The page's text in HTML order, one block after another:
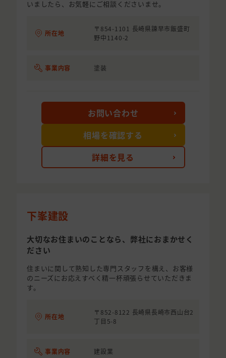
いましたら、お気軽にご相談くださいませ。
所在地
〒854-1101 長崎県諫早市飯盛町
野中1140-2
事業内容 塗装
詳細を見る
お問い合わせ
相場を確認する
下峯建設
大切なお住まいのことなら、弊社におまかせく
ださい
住まいに関して熟知した専門スタッフを構え、お客様
のニーズにお応えすべく精一杯頑張らせていただきま
す。
所在地
〒852-8122 長崎県長崎市西山台2
丁目5-8
事業内容 建設業